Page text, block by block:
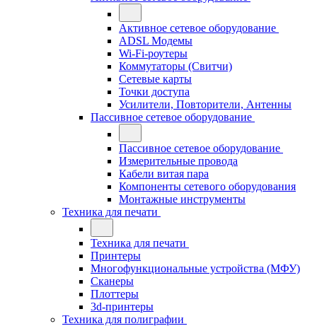
Активное сетевое оборудование
ADSL Модемы
Wi-Fi-роутеры
Коммутаторы (Свитчи)
Сетевые карты
Точки доступа
Усилители, Повторители, Антенны
Пассивное сетевое оборудование
Пассивное сетевое оборудование
Измерительные провода
Кабели витая пара
Компоненты сетевого оборудования
Монтажные инструменты
Техника для печати
Техника для печати
Принтеры
Многофункциональные устройства (МФУ)
Сканеры
Плоттеры
3d-принтеры
Техника для полиграфии